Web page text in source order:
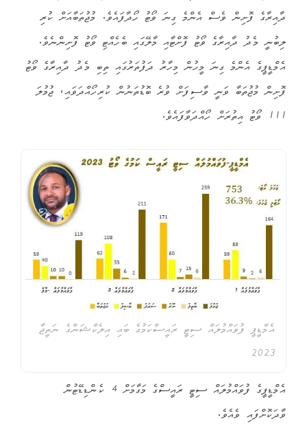
ދާއިރާގެ ފޮށިން ވެސް އެންމެ ގިނަ ވޯޓު ހޯދާފައެވެ. މުޖުތަބާއަށް ކުރި
ލިބުނީ މެދު ދާއިރާގެ ވޯޓު ފޮށްޓާއި މާލޭގައި ބެހެއްޓި ވޯޓު ފޮށިންނެވެ.
އެމްޑީޕީގެ އެންމެ ގިނަ މީހުން މިހާރު ދަފުތަރުގައި ތިބި މެދު ދާއިރާގެ ވޯޓު
ފޮށިން މުޖުތަބާ ވަނީ ވާސިފަށް ވުރެ ބޮޑުތަނުން ކުރިހޯއްދަވައި، ޖުމުލަ
111 ވޯޓު އިތުރަށް ހޯއްދަވާފައެވެ.
އެމްޑީޕީ ފުވައްމުލައް ސިޓީ ރައީސްކަމުގެ ބައި އިލެކްޝަންގެ ނަތީޖާ
2023
އެމްޑީޕީގެ ފުވައްމުލައް ސިޓީ ރައީސްގެ މަގާމަށް 4 ކެންޑިޑޭޓުން
ވާދަކޮށްފައި ވެއެވެ.